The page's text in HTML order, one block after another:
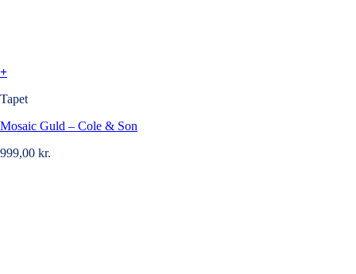
+
Tapet
Mosaic Guld – Cole & Son
999,00 kr.